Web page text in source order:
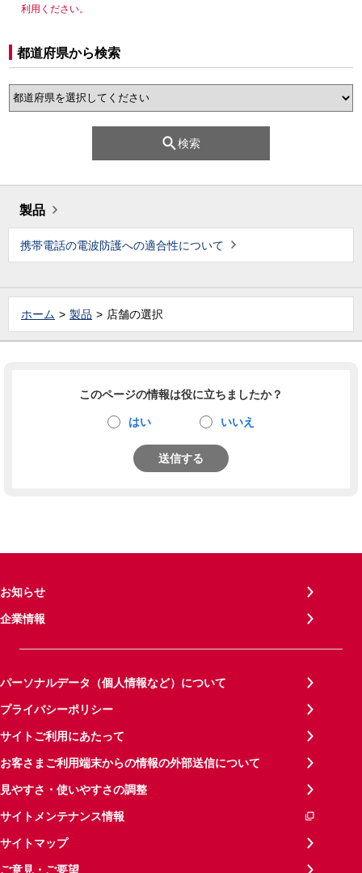
利用ください。
都道府県から検索
検索
製品
携帯電話の電波防護への適合性について
ホーム 製品 店舗の選択
このページの情報は役に立ちましたか？
はい いいえ
送信する
お知らせ
企業情報
パーソナルデータ（個人情報など）について
プライバシーポリシー
サイトご利用にあたって
お客さまご利用端末からの情報の外部送信について
見やすさ・使いやすさの調整
サイトメンテナンス情報
サイトマップ
ご意見・ご要望